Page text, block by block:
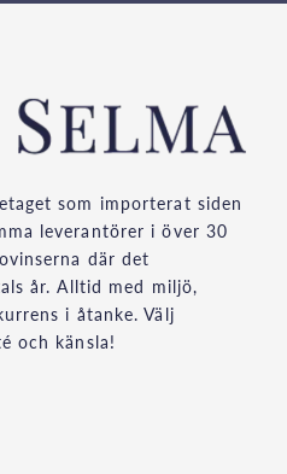
som importerat siden
leverantörer i över 30
där det
år. Alltid med miljö,
i åtanke. Välj
och känsla!